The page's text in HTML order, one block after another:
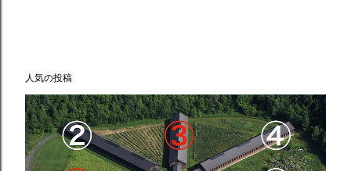
人気の投稿